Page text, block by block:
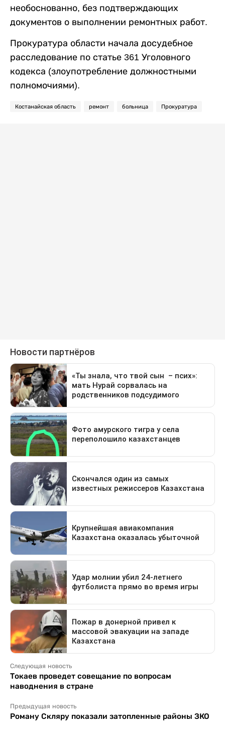
необоснованно, без подтверждающих
документов о выполнении ремонтных работ.
Прокуратура области начала досудебное
расследование по статье 361 Уголовного
кодекса (злоупотребление должностными
полномочиями).
Костанайская область ремонт больница Прокуратура
Следующая новость
Токаев проведет совещание по вопросам
наводнения в стране
Предыдущая новость
Роману Скляру показали затопленные районы ЗКО